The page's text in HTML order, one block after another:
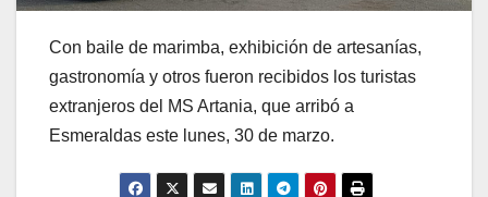
Con baile de marimba, exhibición de artesanías,
gastronomía y otros fueron recibidos los turistas
extranjeros del MS Artania, que arribó a
Esmeraldas este lunes, 30 de marzo.